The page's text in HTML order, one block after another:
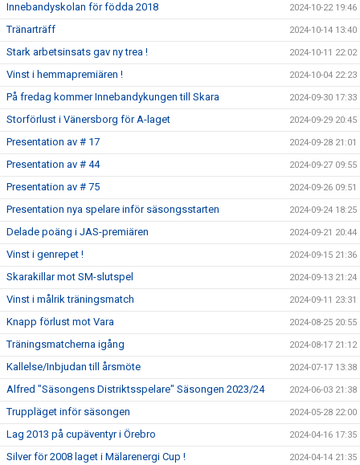
Innebandyskolan för födda 2018 2024-10-22 19:46
Tränarträff 2024-10-14 13:40
Stark arbetsinsats gav ny trea ! 2024-10-11 22:02
Vinst i hemmapremiären ! 2024-10-04 22:23
På fredag kommer Innebandykungen till Skara 2024-09-30 17:33
Storförlust i Vänersborg för A-laget 2024-09-29 20:45
Presentation av # 17 2024-09-28 21:01
Presentation av # 44 2024-09-27 09:55
Presentation av # 75 2024-09-26 09:51
Presentation nya spelare inför säsongsstarten 2024-09-24 18:25
Delade poäng i JAS-premiären 2024-09-21 20:44
Vinst i genrepet ! 2024-09-15 21:36
Skarakillar mot SM-slutspel 2024-09-13 21:24
Vinst i målrik träningsmatch 2024-09-11 23:31
Knapp förlust mot Vara 2024-08-25 20:55
Träningsmatcherna igång 2024-08-17 21:12
Kallelse/Inbjudan till årsmöte 2024-07-17 13:38
Alfred "Säsongens Distriktsspelare" Säsongen 2023/24 2024-06-03 21:38
Truppläget inför säsongen 2024-05-28 22:00
Lag 2013 på cupäventyr i Örebro 2024-04-16 17:35
Silver för 2008 laget i Mälarenergi Cup ! 2024-04-14 21:35